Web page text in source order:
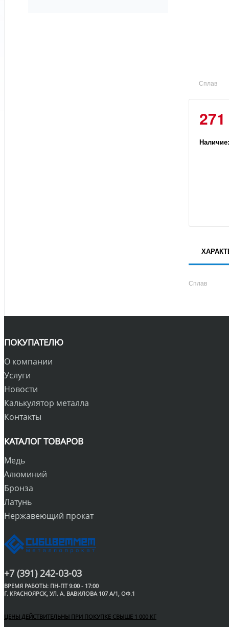
Сплав
Наличие:
Сплав
ПОКУПАТЕЛЮ
О компании
Услуги
Новости
Калькулятор металла
Контакты
КАТАЛОГ ТОВАРОВ
Медь
Алюминий
Бронза
Латунь
Нержавеющий прокат
+7 (391) 242-03-03
ВРЕМЯ РАБОТЫ: ПН-ПТ 9:00 - 17:00
Г. КРАСНОЯРСК, УЛ. А. ВАВИЛОВА 107 А/1, ОФ.1
ЦЕНЫ ДЕЙСТВИТЕЛЬНЫ ПРИ ПОКУПКЕ СВЫШЕ 1 000 КГ